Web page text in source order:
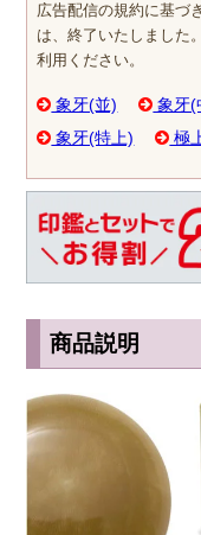
広告配信の規約に基づ
は、終了いたしました
利用ください。
象牙(並) 象牙(
象牙(特上)
極
商品説明